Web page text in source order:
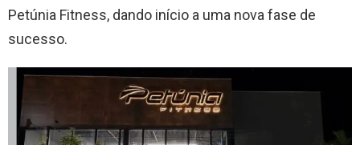
Petúnia Fitness, dando início a uma nova fase de
sucesso.